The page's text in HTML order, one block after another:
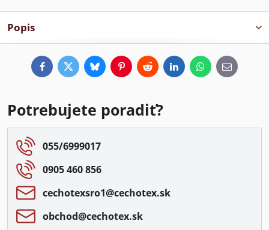
Popis
FacebookTwitterBlueskyPinterestRedditLinkedInWhatsApp
E-
mail
Potrebujete poradiť?
055/6999017
0905 460 856
cechotexsro1​@cechotex​.sk
obchod​@cechotex​.sk